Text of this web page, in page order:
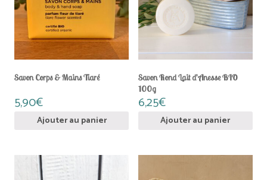
Savon Corps & Mains Tiaré
5,90€
Ajouter au panier
Savon Rond Lait d’Anesse BIO
100g
6,25€
Ajouter au panier